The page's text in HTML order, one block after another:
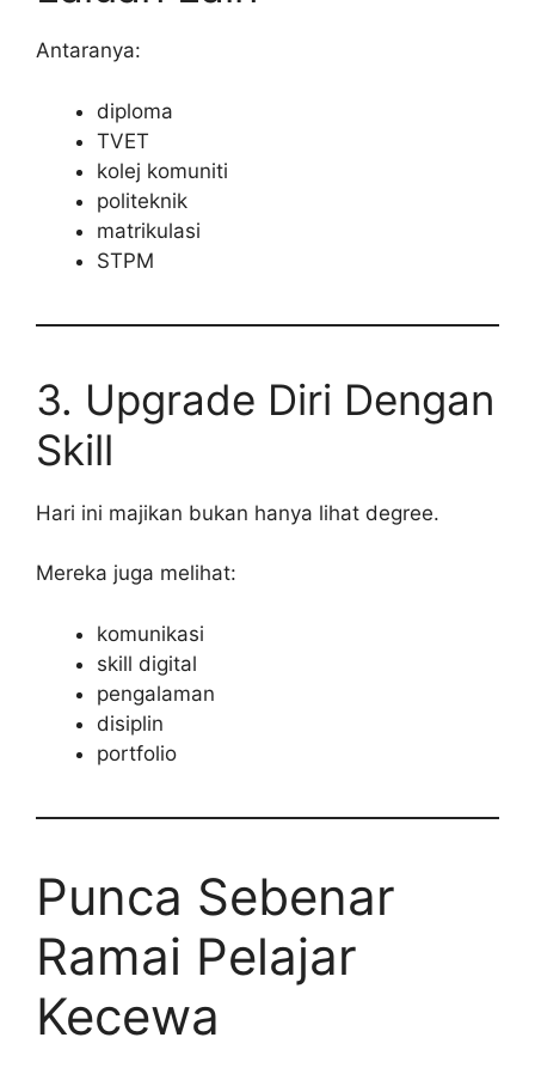
Antaranya:
diploma
TVET
kolej komuniti
politeknik
matrikulasi
STPM
3. Upgrade Diri Dengan
Skill
Hari ini majikan bukan hanya lihat degree.
Mereka juga melihat:
komunikasi
skill digital
pengalaman
disiplin
portfolio
Punca Sebenar
Ramai Pelajar
Kecewa